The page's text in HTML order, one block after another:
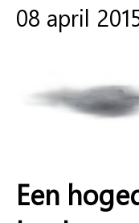
08 april
Een